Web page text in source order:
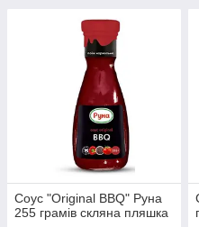
Соус "Original BBQ" Руна
255 грамів скляна пляшка